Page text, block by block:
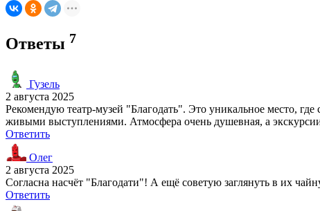
Ответы 7
Гузель
2 августа 2025
Рекомендую театр-музей "Благодать". Это уникальное место,
живыми выступлениями. Атмосфера очень душевная, а
Ответить
Олег
2 августа 2025
Согласна насчёт "Благодати"! А ещё советую заглянуть в их
Ответить